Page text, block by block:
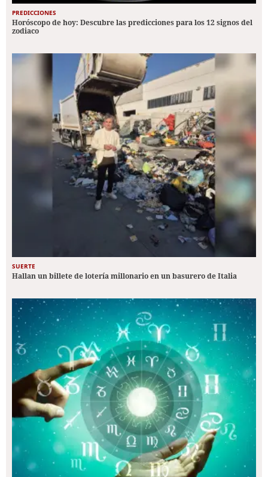
PREDICCIONES
Horóscopo de hoy: Descubre las predicciones para los 12 signos del
zodiaco
SUERTE
Hallan un billete de lotería millonario en un basurero de Italia